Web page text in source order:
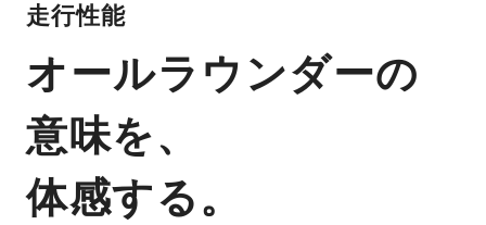
走行性能
オールラウンダーの
意味を、
体感する。